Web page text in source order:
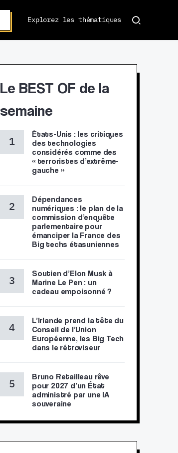
Explorez les thématiques
Le BEST OF de la
semaine
États-Unis : les critiques
des technologies
considérés comme des
« terroristes d’extrême-
gauche »
Dépendances
numériques : le plan de la
commission d’enquête
parlementaire pour
émanciper la France des
Big techs étasuniennes
Soutien d’Elon Musk à
Marine Le Pen : un
cadeau empoisonné ?
L’Irlande prend la tête du
Conseil de l’Union
Européenne, les Big Tech
dans le rétroviseur
Bruno Retailleau rêve
pour 2027 d’un État
administré par une IA
souveraine